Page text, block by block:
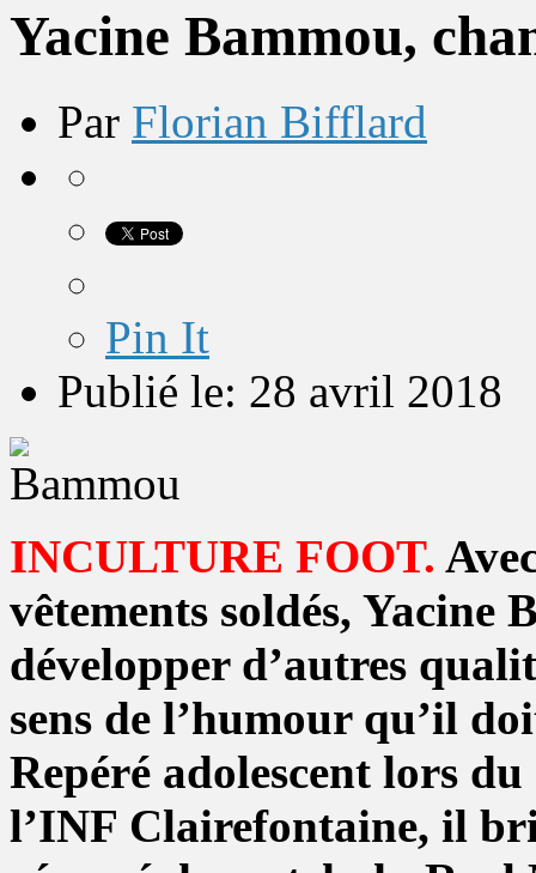
Yacine Bammou,
Par Florian Bifflard
Pin It
Publié le: 28 avril 2018
INCULTURE FOOT.
vêtements soldés, Yacine
développer d’autres
sens de l’humour qu’il
Repéré adolescent lors
l’INF Clairefontaine, il